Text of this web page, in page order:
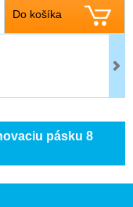
Do košíka
pásku 8